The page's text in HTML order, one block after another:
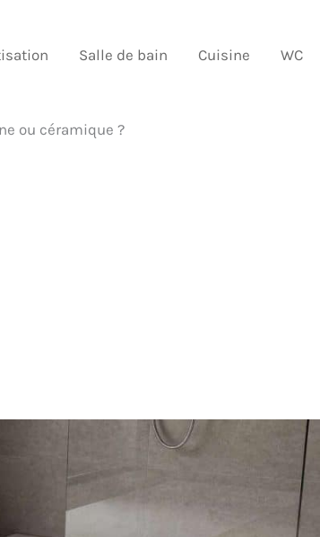
Salle de bain Cuisine WC
ou céramique ?